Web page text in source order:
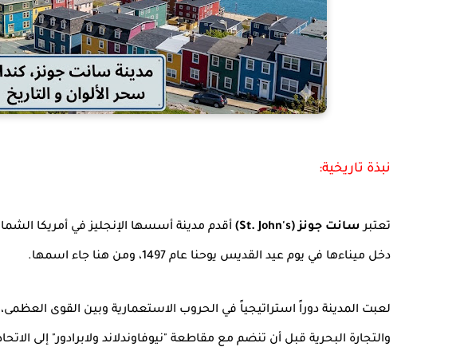
نبذة تاريخية:
تعتبر سانت جونز (St. John's) أقدم مدينة أسسها الإنجليز في أمريكا
دخل ميناءها في يوم عيد القديس يوحنا عام 1497، ومن هنا جاء اسمها.
لعبت المدينة دوراً استراتيجياً في الحروب الاستعمارية وبين القوى
والتجارة البحرية قبل أن تنضم مع مقاطعة "نيوفاوندلاند ولابرادور" إلى الاتحاد